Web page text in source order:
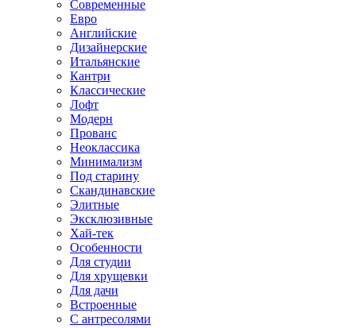
Современные
Евро
Английские
Дизайнерские
Итальянские
Кантри
Классические
Лофт
Модерн
Прованс
Неоклассика
Минимализм
Под старину
Скандинавские
Элитные
Эксклюзивные
Хай-тек
Особенности
Для студии
Для хрущевки
Для дачи
Встроенные
С антресолями